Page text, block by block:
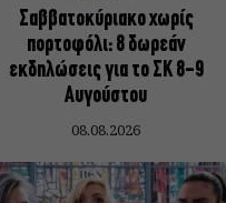
Σαββατοκύριακο χωρίς
πορτοφόλι: 8 δωρεάν
εκδηλώσεις για το ΣΚ 8-9
Αυγούστου
08.08.2026